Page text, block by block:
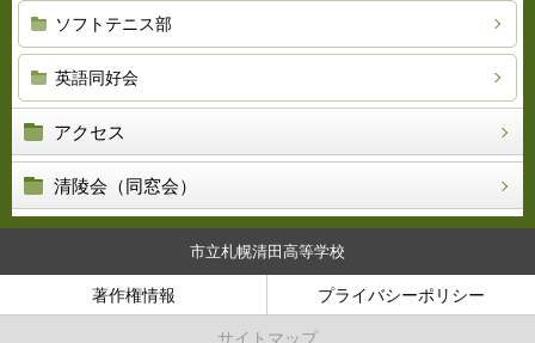
ソフトテニス部
英語同好会
アクセス
清陵会（同窓会）
市立札幌清田高等学校
著作権情報 プライバシーポリシー
サイトマップ